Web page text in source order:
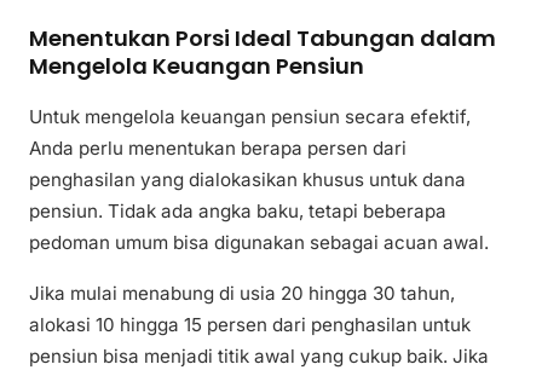
Menentukan Porsi Ideal Tabungan dalam
Mengelola Keuangan Pensiun
Untuk mengelola keuangan pensiun secara efektif,
Anda perlu menentukan berapa persen dari
penghasilan yang dialokasikan khusus untuk dana
pensiun. Tidak ada angka baku, tetapi beberapa
pedoman umum bisa digunakan sebagai acuan awal.
Jika mulai menabung di usia 20 hingga 30 tahun,
alokasi 10 hingga 15 persen dari penghasilan untuk
pensiun bisa menjadi titik awal yang cukup baik. Jika